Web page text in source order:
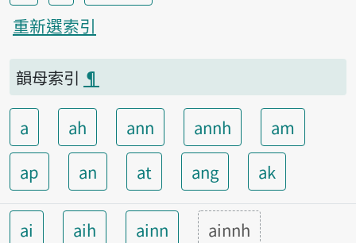
重新選索引
韻母索引 ¶
a ah ann annh
am
ap
an at ang ak
ai aih ainn ainnh